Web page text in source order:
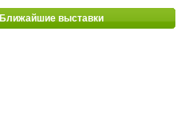
Ближайшие выставки